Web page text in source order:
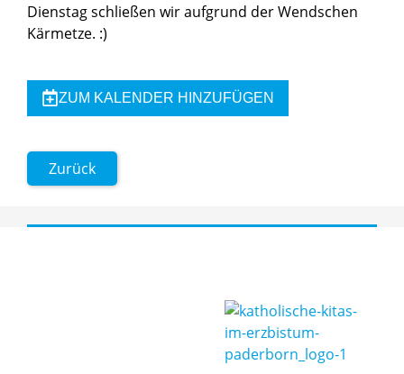
Dienstag schließen wir aufgrund der Wendschen
Kärmetze. :)
ZUM KALENDER HINZUFÜGEN
Zurück